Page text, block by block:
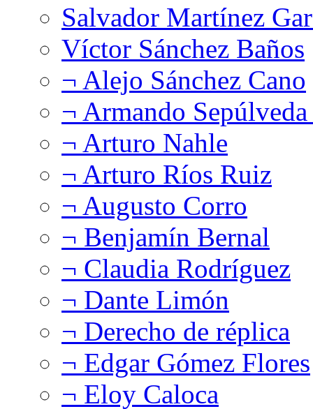
Salvador Martínez
Víctor Sánchez Baños
¬ Alejo Sánchez Cano
¬ Armando
¬ Arturo Nahle
¬ Arturo Ríos Ruiz
¬ Augusto Corro
¬ Benjamín Bernal
¬ Claudia Rodríguez
¬ Dante Limón
¬ Derecho de réplica
¬ Edgar Gómez Flores
¬ Eloy Caloca